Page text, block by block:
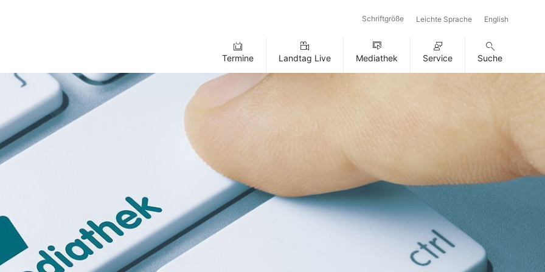
Schriftgröße Leichte Sprache English
Termine Landtag Live Mediathek Service Suche